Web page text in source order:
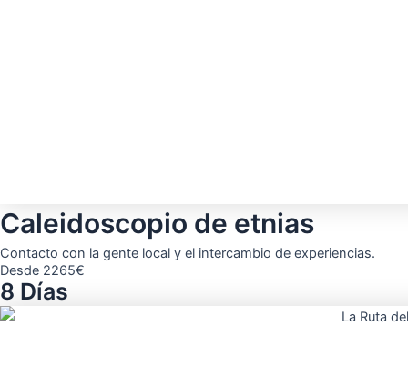
Caleidoscopio de etnias
Contacto con la gente local y el intercambio de experiencias.
Desde 2265€
8 Días